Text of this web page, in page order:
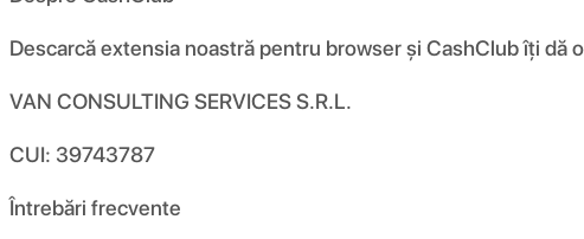
Descarcă extensia noastră pentru browser și CashClub îți dă
VAN CONSULTING SERVICES S.R.L.
CUI: 39743787
Întrebări frecvente